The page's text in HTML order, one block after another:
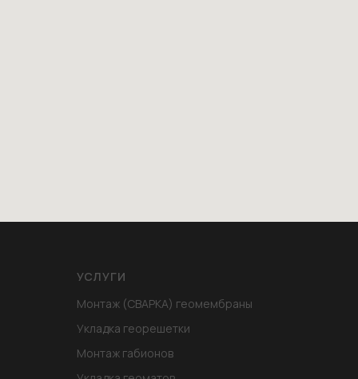
УСЛУГИ
Монтаж (СВАРКА) геомембраны
Укладка георешетки
Монтаж габионов